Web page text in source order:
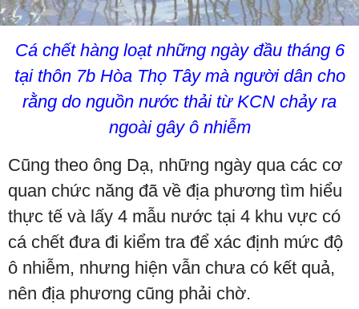
Cá chết hàng loạt những ngày đầu tháng 6
tại thôn 7b Hòa Thọ Tây mà người dân cho
rằng do nguồn nước thải từ KCN chảy ra
ngoài gây ô nhiễm
Cũng theo ông Dạ, những ngày qua các cơ
quan chức năng đã về địa phương tìm hiểu
thực tế và lấy 4 mẫu nước tại 4 khu vực có
cá chết đưa đi kiểm tra để xác định mức độ
ô nhiễm, nhưng hiện vẫn chưa có kết quả,
nên địa phương cũng phải chờ.